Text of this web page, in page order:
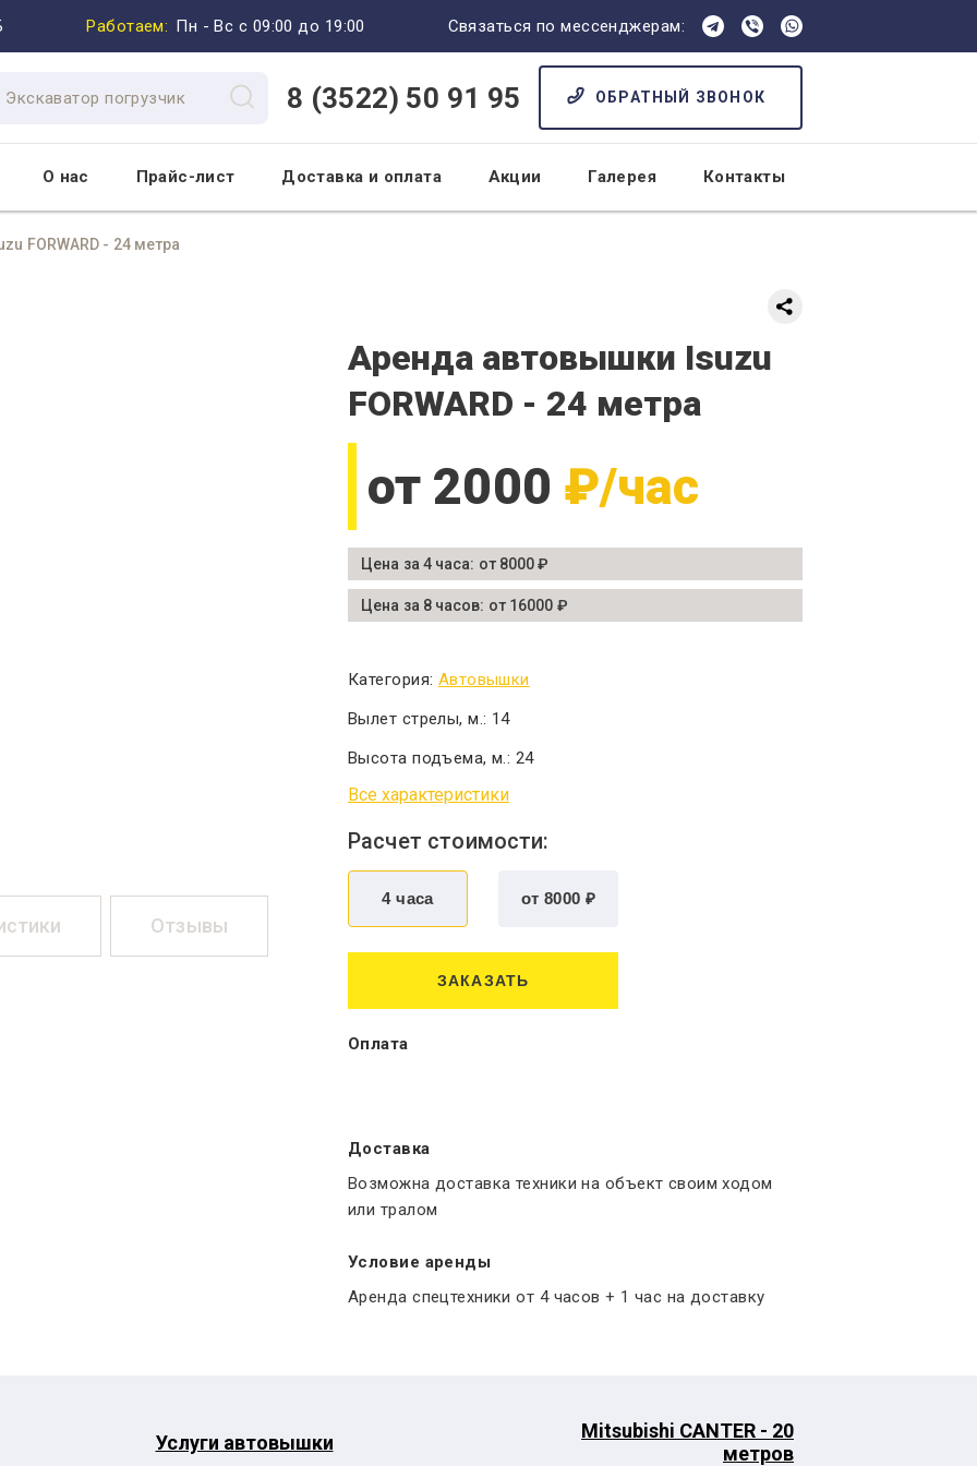
Работаем: Пн - Вс с 09:00 до 19:00 Связаться по мессенджерам:
8 (3522) 50 91 95 ОБРАТНЫЙ ЗВОНОК
О нас Прайс-лист Доставка и оплата Акции Галерея Контакты
FORWARD - 24 метра
Аренда автовышки Isuzu
FORWARD - 24 метра
от 2000 ₽/час
Цена за 4 часа: от 8000 ₽
Цена за 8 часов: от 16000 ₽
Категория: Автовышки
Вылет стрелы, м.: 14
Высота подъема, м.: 24
Все характеристики
Расчет стоимости:
ЗАКАЗАТЬ
Оплата
Доставка
Возможна доставка техники на объект своим ходом
или тралом
Условие аренды
Аренда спецтехники от 4 часов + 1 час на доставку
Отзывы
Услуги автовышки
Mitsubishi CANTER - 20
метров